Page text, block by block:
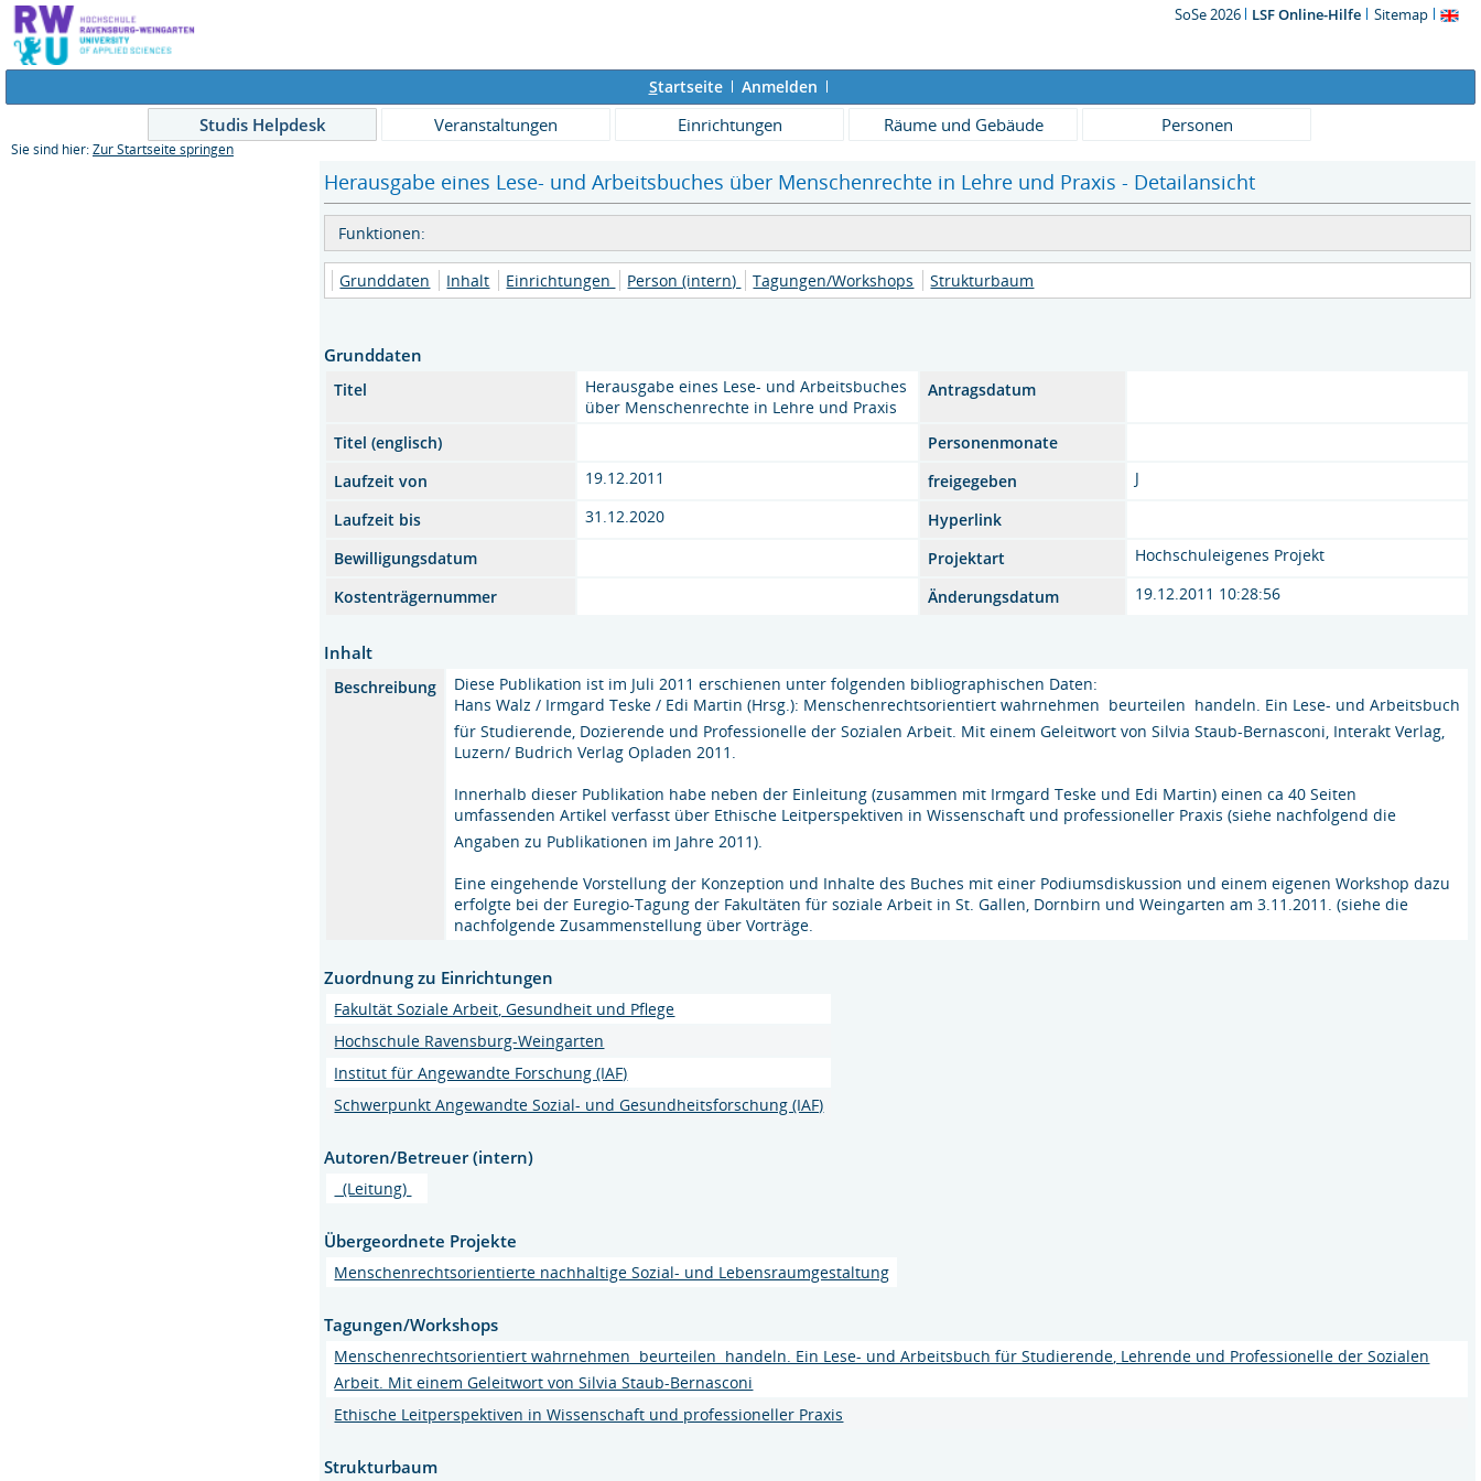
SoSe 2026 LSF Online-Hilfe Sitemap
Startseite Anmelden
Studis Helpdesk Veranstaltungen Einrichtungen Räume und Gebäude Personen
Sie sind hier: Zur Startseite springen
Herausgabe eines Lese- und Arbeitsbuches über Menschenrechte in Lehre und Praxis - Detailansicht
Funktionen:
Grunddaten Inhalt Einrichtungen Person (intern) Tagungen/Workshops Strukturbaum
Grunddaten
Titel
Herausgabe eines Lese- und Arbeitsbuches
über Menschenrechte in Lehre und Praxis
Antragsdatum
Titel (englisch)
Personenmonate
Laufzeit von
19.12.2011 freigegeben
J
Laufzeit bis
31.12.2020
Hyperlink
Bewilligungsdatum
Projektart
Hochschuleigenes Projekt
Kostenträgernummer
Änderungsdatum 19.12.2011 10:28:56
Inhalt
Beschreibung
Diese Publikation ist im Juli 2011 erschienen unter folgenden bibliographischen Daten:
Hans Walz / Irmgard Teske / Edi Martin (Hrsg.): Menschenrechtsorientiert wahrnehmen  beurteilen  handeln. Ein Lese- und Arbeitsbuch
für Studierende, Dozierende und Professionelle der Sozialen Arbeit. Mit einem Geleitwort von Silvia Staub-Bernasconi, Interakt Verlag,
Luzern/ Budrich Verlag Opladen 2011.
Innerhalb dieser Publikation habe neben der Einleitung (zusammen mit Irmgard Teske und Edi Martin) einen ca 40 Seiten
umfassenden Artikel verfasst über Ethische Leitperspektiven in Wissenschaft und professioneller Praxis (siehe nachfolgend die
Angaben zu Publikationen im Jahre 2011).
Eine eingehende Vorstellung der Konzeption und Inhalte des Buches mit einer Podiumsdiskussion und einem eigenen Workshop dazu
erfolgte bei der Euregio-Tagung der Fakultäten für soziale Arbeit in St. Gallen, Dornbirn und Weingarten am 3.11.2011. (siehe die
nachfolgende Zusammenstellung über Vorträge.
Zuordnung zu Einrichtungen
Fakultät Soziale Arbeit, Gesundheit und Pflege
Hochschule Ravensburg-Weingarten
Institut für Angewandte Forschung (IAF)
Schwerpunkt Angewandte Sozial- und Gesundheitsforschung (IAF)
Autoren/Betreuer (intern)
(Leitung)
Übergeordnete Projekte
Menschenrechtsorientierte nachhaltige Sozial- und Lebensraumgestaltung
Tagungen/Workshops
Menschenrechtsorientiert wahrnehmen  beurteilen  handeln. Ein Lese- und Arbeitsbuch für Studierende, Lehrende und Professionelle der Sozialen
Arbeit. Mit einem Geleitwort von Silvia Staub-Bernasconi
Ethische Leitperspektiven in Wissenschaft und professioneller Praxis
Strukturbaum